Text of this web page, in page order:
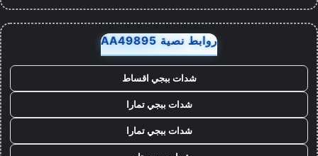
روابط نصية AA49895
شدات ببجي اقساط
شدات ببجي تمارا
شدات ببجي تمارا